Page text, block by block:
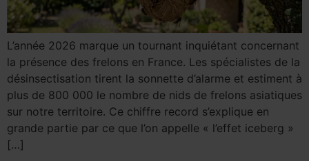
L’année 2026 marque un tournant inquiétant concernant
la présence des frelons en France. Les spécialistes de la
désinsectisation tirent la sonnette d’alarme et estiment à
plus de 800 000 le nombre de nids de frelons asiatiques
sur notre territoire. Ce chiffre record s’explique en
grande partie par ce que l’on appelle « l’effet iceberg »
[…]